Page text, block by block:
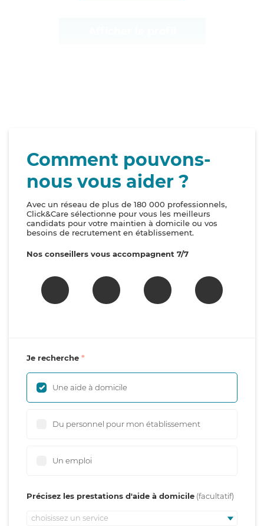
Comment pouvons-
nous vous aider ?
Avec un réseau de plus de 180 000 professionnels,
Click&Care sélectionne pour vous les meilleurs
candidats pour votre maintien à domicile ou vos
besoins de recrutement en établissement.
Nos conseillers vous accompagnent 7/7
Je recherche
Une aide à domicile
Du personnel pour mon établissement
Un emploi
Précisez les prestations d'aide à domicile
choisissez un service